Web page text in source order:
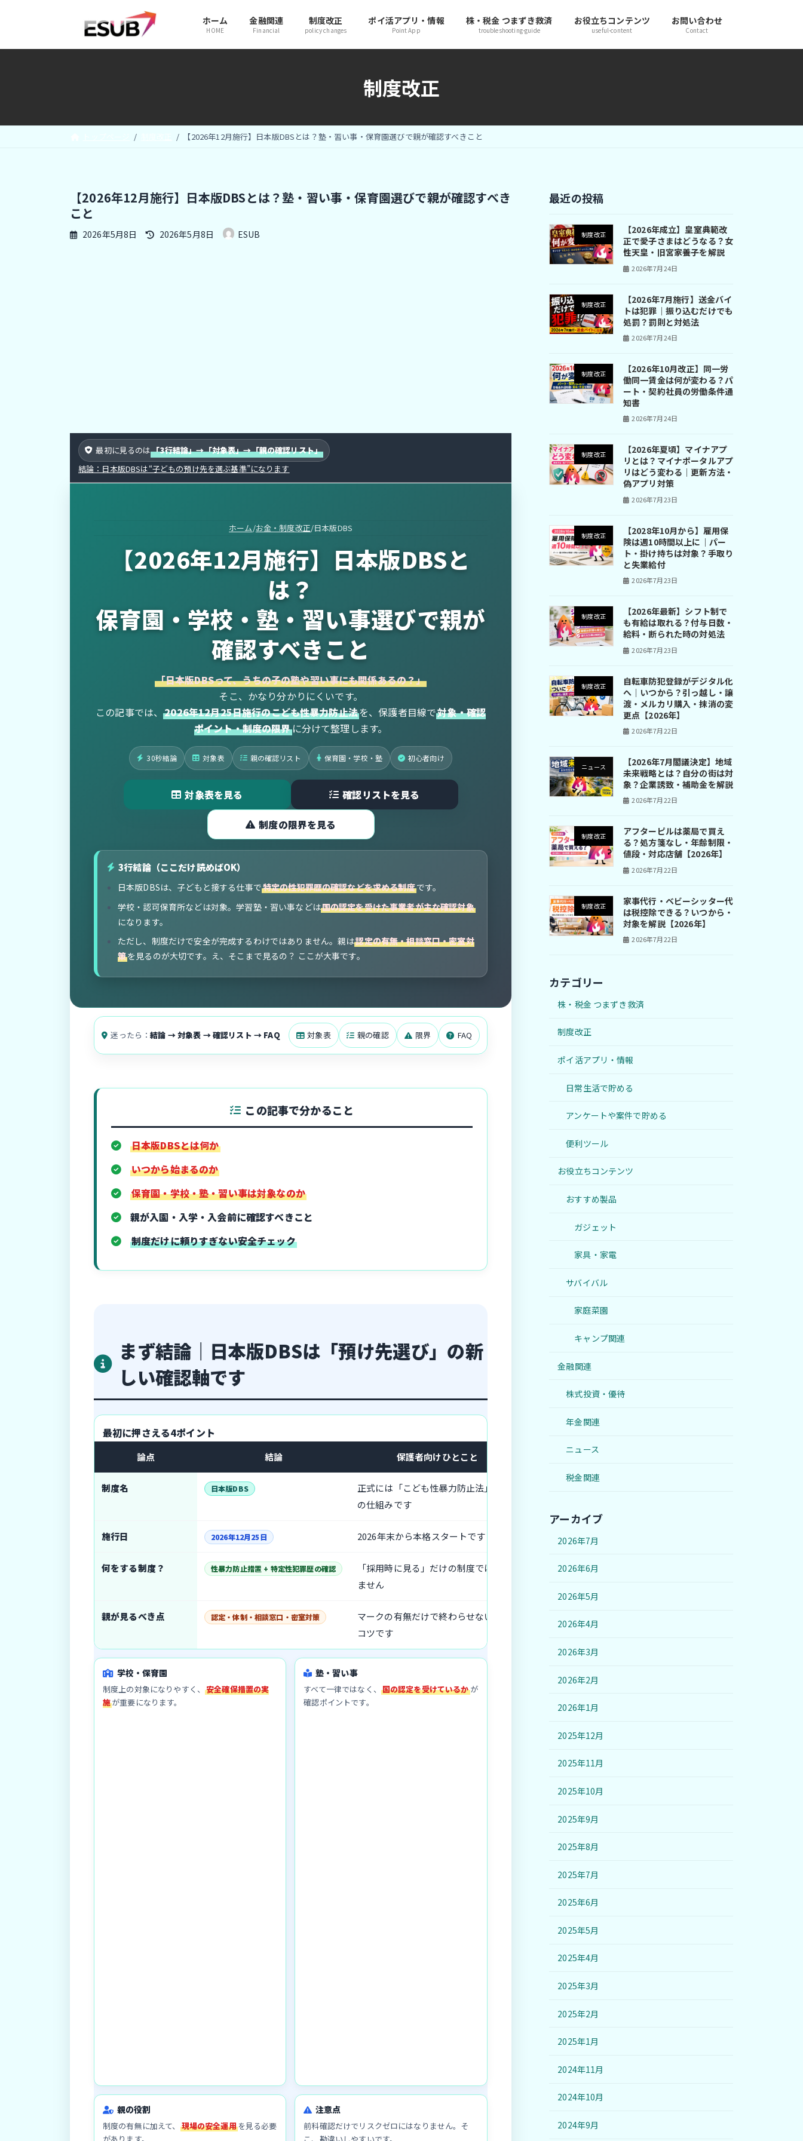
ホーム
HOME
金融関連
Financial
制度改正
policy changes
ポイ活アプリ・情報
Point App
株・税金 つまずき救済
troubleshooting-guide
お役立ちコンテンツ
useful-content
お問い合わせ
Contact
制度改正
【2026年12月施行】日本版DBSとは？塾・習い事・保育園選びで親が確認すべきこと
【2026年12月施行】日本版DBSとは？塾・習い事・保育園選びで親が確認すべき
こと
2026年5月8日
最
2026年5月8日 ESUB
最初に見るのは「3行結論」→「対象表」→「親の確認リスト」
結論：日本版DBSは“子どもの預け先を選ぶ基準”になります
ホーム/お金・制度改正/日本版DBS
【2026年12月施行】日本版DBSと
は？
保育園・学校・塾・習い事選びで親が
確認すべきこと
「日本版DBSって、うちの子の塾や習い事にも関係あるの？」
そこ、かなり分かりにくいです。
この記事では、2026年12月25日施行のこども性暴力防止法を、保護者目線で対象・確認
ポイント・制度の限界に分けて整理します。
30秒結論 対象表 親の確認リスト 保育園・学校・塾 初心者向け
対象表を見る 確認リストを見る
制度の限界を見る
3行結論（ここだけ読めばOK）
日本版DBSは、子どもと接する仕事で特定の性犯罪歴の確認などを求める制度です。
学校・認可保育所などは対象。学習塾・習い事などは国の認定を受けた事業者が主な確認対象
になります。
ただし、制度だけで安全が完成するわけではありません。親は認定の有無・相談窓口・密室対
策を見るのが大切です。え、そこまで見るの？ ここが大事です。
迷ったら：結論 → 対象表 → 確認リスト → FAQ 対象表 親の確認 限界 FAQ
この記事で分かること
日本版DBSとは何か
いつから始まるのか
保育園・学校・塾・習い事は対象なのか
親が入園・入学・入会前に確認すべきこと
制度だけに頼りすぎない安全チェック
まず結論｜日本版DBSは「預け先選び」の新
しい確認軸です
最初に押さえる4ポイント
論点 結論 保護者向けひとこと
制度名 日本版DBS
正式には「こども性暴力防止法」関連
の仕組みです
施行日 2026年12月25日 2026年末から本格スタートです
何をする制度？ 性暴力防止措置 + 特定性犯罪歴の確認
「採用時に見る」だけの制度ではあり
ません
親が見るべき点 認定・体制・相談窓口・密室対策
マークの有無だけで終わらせないのが
コツです
学校・保育園
制度上の対象になりやすく、安全確保措置の実
施が重要になります。
塾・習い事
すべて一律ではなく、 国の認定を受けているかが
確認ポイントです。
親の役割
制度の有無に加えて、 現場の安全運用を見る必要
注意点
前科確認だけでリスクゼロにはなりません。そ
最近の投稿
制度改正
【2026年成立】皇室典範改
正で愛子さまはどうなる？女
性天皇・旧宮家養子を解説
2026年7月24日
制度改正
【2026年7月施行】送金バイ
トは犯罪｜振り込むだけでも
処罰？罰則と対処法
2026年7月24日
制度改正
【2026年10月改正】同一労
働同一賃金は何が変わる？パ
ート・契約社員の労働条件通
知書
2026年7月24日
制度改正
【2026年夏頃】マイナアプ
リとは？マイナポータルアプ
リはどう変わる｜更新方法・
偽アプリ対策
2026年7月23日
制度改正
【2028年10月から】雇用保
険は週10時間以上に｜パー
ト・掛け持ちは対象？手取り
と失業給付
2026年7月23日
制度改正
【2026年最新】シフト制で
も有給は取れる？付与日数・
給料・断られた時の対処法
2026年7月23日
制度改正
自転車防犯登録がデジタル化
へ｜いつから？引っ越し・譲
渡・メルカリ購入・抹消の変
更点【2026年】
2026年7月22日
ニュース
【2026年7月閣議決定】地域
未来戦略とは？自分の街は対
象？企業誘致・補助金を解説
2026年7月22日
制度改正
アフターピルは薬局で買え
る？処方箋なし・年齢制限・
値段・対応店舗【2026年】
2026年7月22日
制度改正
家事代行・ベビーシッター代
は税控除できる？いつから・
対象を解説【2026年】
2026年7月22日
カテゴリー
株・税金 つまずき救済
制度改正
ポイ活アプリ・情報
日常生活で貯める
アンケートや案件で貯める
便利ツール
お役立ちコンテンツ
おすすめ製品
ガジェット
家具・家電
サバイバル
家庭菜園
キャンプ関連
金融関連
株式投資・優待
年金関連
ニュース
税金関連
アーカイブ
2026年7月
2026年6月
2026年5月
2026年4月
2026年3月
2026年2月
2026年1月
2025年12月
2025年11月
2025年10月
2025年9月
2025年8月
2025年7月
2025年6月
2025年5月
2025年4月
2025年3月
2025年2月
2025年1月
2024年11月
2024年10月
2024年9月